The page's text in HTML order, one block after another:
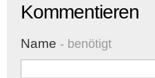
Kommentieren
Name - benötigt